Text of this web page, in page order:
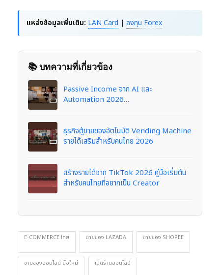
แหล่งข้อมูลเพิ่มเติม: LAN Card | ลงทุน Forex
📚 บทความที่เกี่ยวข้อง
Passive Income จาก AI และ
Automation 2026…
ธุรกิจตู้ขายของอัตโนมัติ Vending Machine
รายได้เสริมสำหรับคนไทย 2026
สร้างรายได้จาก TikTok 2026 คู่มือเริ่มต้น
สำหรับคนไทยที่อยากเป็น Creator
E-COMMERCE ไทย ขายของ LAZADA ขายของ SHOPEE
ขายของออนไลน์ มือใหม่ เปิดร้านออนไลน์